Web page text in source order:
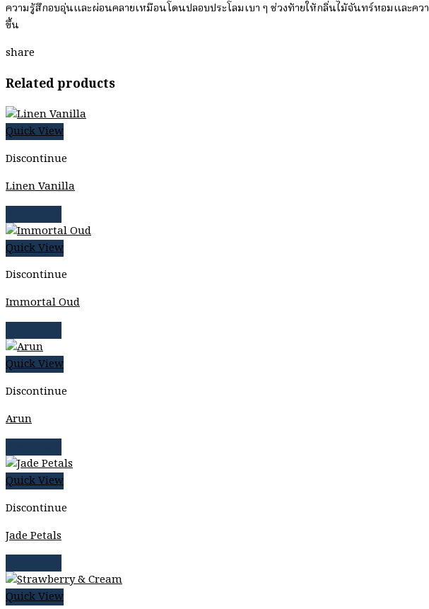
ความรู้สึกอบอุ่นและผ่อนคลายเหมือนโดนปลอบประโลมเบา ๆ ช่วงท้ายให้กลิ่นไม้จันทร์หอมและ
ขึ้น
share
Related products
Quick View
Discontinue
Linen Vanilla
Quick View
Discontinue
Immortal Oud
Quick View
Discontinue
Arun
Quick View
Discontinue
Jade Petals
Quick View